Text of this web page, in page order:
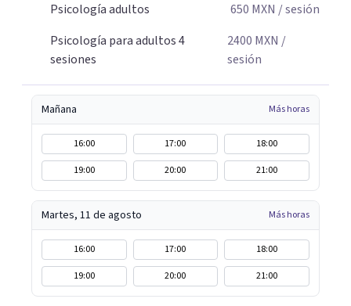
Psicología adultos
650 MXN / sesión
Psicología para adultos 4
sesiones
2400 MXN /
sesión
Mañana Más horas
16:00 17:00
18:00
19:00
20:00 21:00
Martes, 11 de agosto Más horas
16:00 17:00
18:00
19:00
20:00 21:00